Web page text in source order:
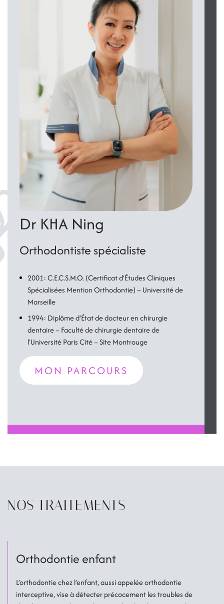
Dr KHA Ning
Orthodontiste spécialiste
2001: C.E.C.S.M.O. (Certificat d’Études Cliniques
Spécialisées Mention Orthodontie) – Université de
Marseille
1994: Diplôme d’État de docteur en chirurgie
dentaire – Faculté de chirurgie dentaire de
l’Université Paris Cité – Site Montrouge
MON PARCOURS
NOS TRAITEMENTS
Orthodontie enfant
L’orthodontie chez l’enfant, aussi appelée orthodontie
interceptive, vise à détecter précocement les troubles de